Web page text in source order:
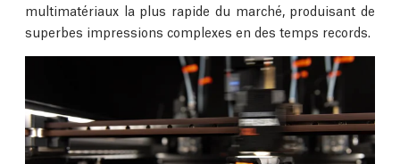
multimatériaux la plus rapide du marché, produisant de
superbes impressions complexes en des temps records.